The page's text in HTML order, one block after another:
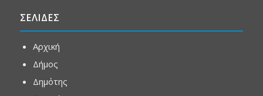
ΣΕΛΙΔΕΣ
Αρχική
Δήμος
Δημότης